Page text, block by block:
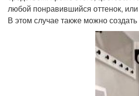
любой понравившийся оттенок,
В этом случае также можно